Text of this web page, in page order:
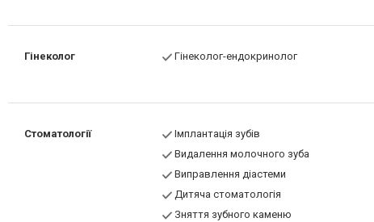
Гінеколог Гінеколог-ендокринолог
Стоматології Імплантація зубів
Видалення молочного зуба
Виправлення діастеми
Дитяча стоматологія
Зняття зубного каменю